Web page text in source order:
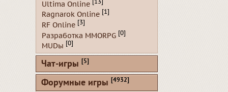
Ultima Online [13]
Ragnarok Online [1]
RF Online [3]
Разработка MMORPG [0]
MUDы [0]
Чат-игры [5]
Форумные игры [4932]